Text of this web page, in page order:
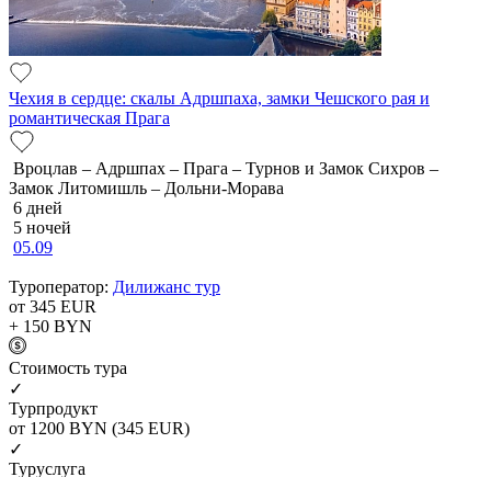
Чехия в сердце: скалы Адршпаха, замки Чешского рая и
романтическая Прага
Вроцлав – Адршпах – Прага – Турнов и Замок Сихров –
Замок Литомишль – Дольни-Морава
6 дней
5 ночей
05.09
Туроператор: Дилижанс тур
от 345 EUR
+ 150 BYN
Cтоимость тура
✓
Турпродукт
от 1200 BYN (345 EUR)
✓
Туруслуга